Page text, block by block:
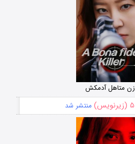
زن متاهل آدمکش
۵ (زیرنویس) منتشر شد